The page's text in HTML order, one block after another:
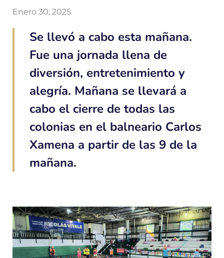
Enero 30, 2025
Se llevó a cabo esta mañana.
Fue una jornada llena de
diversión, entretenimiento y
alegría. Mañana se llevará a
cabo el cierre de todas las
colonias en el balneario Carlos
Xamena a partir de las 9 de la
mañana.